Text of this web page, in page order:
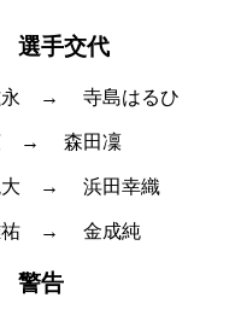
選手交代
→ 寺島はるひ
→ 森田凜
→ 浜田幸織
→ 金成純
警告